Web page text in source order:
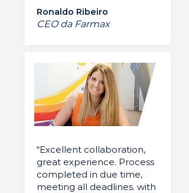
Ronaldo Ribeiro
CEO da Farmax
“Excellent collaboration,
great experience. Process
completed in due time,
meeting all deadlines. with